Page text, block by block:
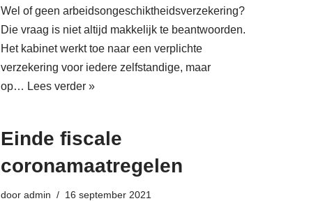
Wel of geen arbeidsongeschiktheidsverzekering?
Die vraag is niet altijd makkelijk te beantwoorden.
Het kabinet werkt toe naar een verplichte
verzekering voor iedere zelfstandige, maar
op… Lees verder »
Einde fiscale
coronamaatregelen
door admin 16 september 2021